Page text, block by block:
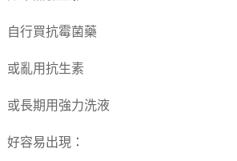
自行買抗霉菌藥
或亂用抗生素
或長期用強力洗液
好容易出現：